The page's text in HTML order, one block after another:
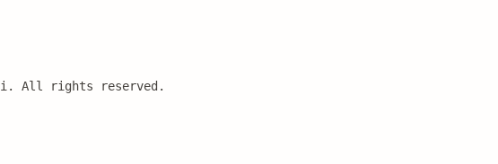
All rights reserved.